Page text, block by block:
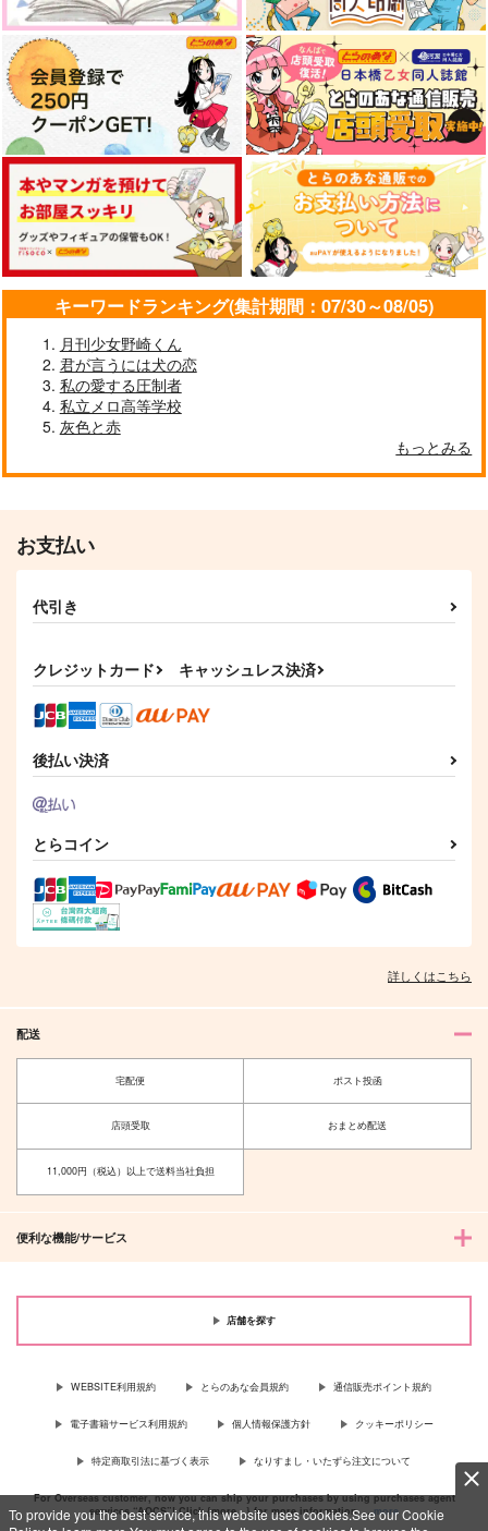
To provide you the best service, this website uses cookies.See our Cookie
イッツ・ア・スモール
スカラビア
RaM
787円（税込）
ジャミル×カリム
サンプル
作品詳細
いまは革命の途中
ひねもす
1,430円 （税込）
ジャミル×カリム
サンプル
Alf Laylah wa Laylah
OneRoom
3,457円（税込）
ジャミル×カリム
サンプル
何度だって幕開けを
315円（税込）
ジャミル×カリム
サンプル
作品詳細
きっとお前が運命の
チワワの山
ジャミル×カリム
Trust you.
3,144円（税込）
2,829円（税込）
カリム×ジャミル
サンプル
315円（税込）
ジャミル×カリム
サンプル
専売 660円（税込）
その他
ジャミル×カリム
サンプル
カート
キーワードランキング(集計期間：07/30～08/05)
月刊少女野崎くん
君が言うには犬の恋
私の愛する圧制者
私立メロ高等学校
灰色と赤
もっとみる
お支払い
代引き
クレジットカード キャッシュレス決済
後払い決済
とらコイン
詳しくはこちら
配送
宅配便 ポスト投函
店頭受取 おまとめ配送
11,000円（税込）以上で送料当社負担
便利な機能/サービス
店舗を探す
WEBSITE利用規約 とらのあな会員規約 通信販売ポイント規約
電子書籍サービス利用規約 個人情報保護方針 クッキーポリシー
特定商取引法に基づく表示 なりすまし・いたずら注文について
For Overseas customer, now you can ship your purchases by using purchases agent
services “AOCS”! Click {more…} for more information …more